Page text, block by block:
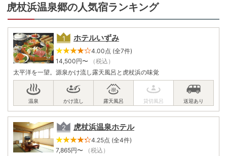
虎杖浜温泉郷の人気宿ランキング
ホテルいずみ
4.00点 (全7件)
14,500円〜
（税込）
太平洋を一望。源泉かけ流し露天風呂と虎杖浜の味覚
虎杖浜温泉ホテル
4.25点 (全4件)
7,865円〜
（税込）